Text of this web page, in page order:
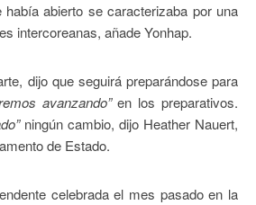
abierto se caracterizaba por una
intercoreanas, añade Yonhap.
dijo que seguirá preparándose para
avanzando”en los preparativos.
ningún cambio, dijo Heather Nauert,
de Estado.
celebrada el mes pasado en la